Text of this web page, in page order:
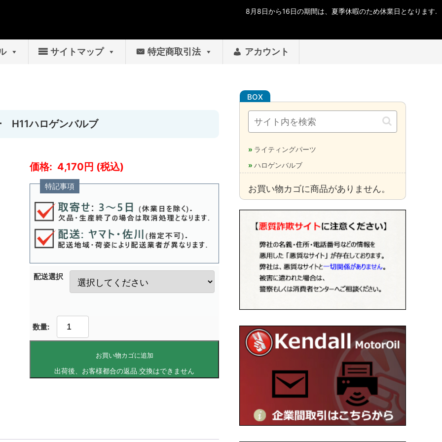
サイトマップ 特定商取引法 アカウント
H11ハロゲンバルブ
4,170
特記事項
配送選択
お買い物カゴに追加
ライティングパーツ
ハロゲンバルブ
お買い物カゴに商品がありません。